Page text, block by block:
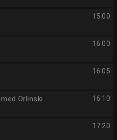
15:00
16:00
16:05
16:10
Orlinski
17:20